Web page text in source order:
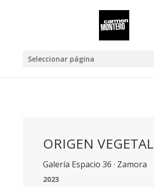
Seleccionar página
ORIGEN VEGETAL
Galería Espacio 36 · Zamora
2023